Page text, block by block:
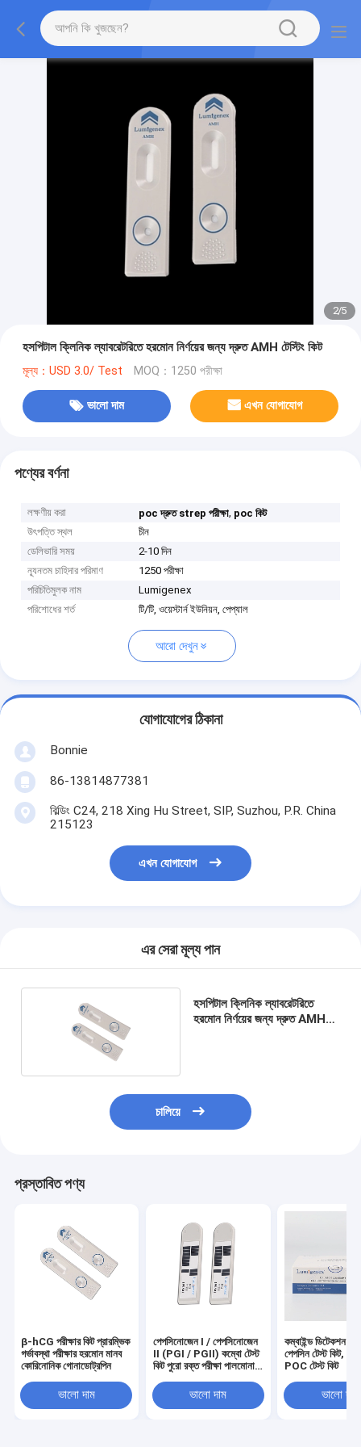
2/5
হসপিটাল ক্লিনিক ল্যাবরেটরিতে হরমোন নির্ণয়ের জন্য দ্রুত AMH টেস্টিং কিট
মূল্য：USD 3.0/ Test MOQ：1250 পরীক্ষা
ভালো দাম এখন যোগাযোগ
পণ্যের বর্ণনা
লক্ষণীয় করা poc দ্রুত strep পরীক্ষা, poc কিট
উৎপত্তি স্থল
চীন
ডেলিভারি সময়
2-10 দিন
ন্যূনতম চাহিদার পরিমাণ
1250 পরীক্ষা
পরিচিতিমুলক নাম
Lumigenex
পরিশোধের শর্ত
টি/টি, ওয়েস্টার্ন ইউনিয়ন, পেপ্যাল
আরো দেখুন
যোগাযোগের ঠিকানা
Bonnie
86-13814877381
বিল্ডিং C24, 218 Xing Hu Street, SIP, Suzhou, P.R. China
215123
এখন যোগাযোগ
এর সেরা মূল্য পান
হসপিটাল ক্লিনিক ল্যাবরেটরিতে
হরমোন নির্ণয়ের জন্য দ্রুত AMH
চালিয়ে
প্রস্তাবিত পণ্য
β-hCG পরীক্ষার কিট প্রারম্ভিক
গর্ভাবস্থা পরীক্ষার হরমোন মানব
কোরিনোনিক গোনাডোট্রপিন
ভালো দাম
পেপসিনোজেন I / পেপসিনোজেন
II (PGI / PGII) কম্বো টেস্ট
কিট পুরো রক্ত ​​পরীক্ষা পালমোনারি
ভালো দাম
কম্বাইন্ড ডিটেকশন
পেপসিন টেস্ট কিট,
POC টেস্ট কিট （
ভালো দাম